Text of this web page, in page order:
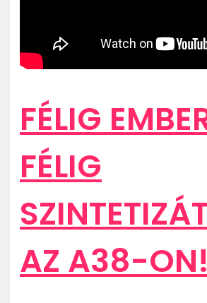
FÉLIG
FÉLIG
AZ A38-ON!